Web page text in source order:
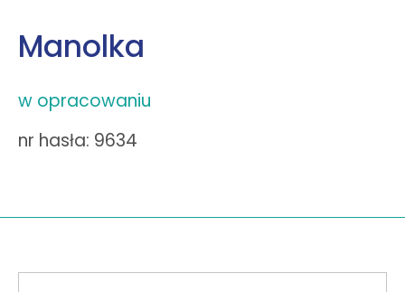
Manolka
w opracowaniu
nr hasła: 9634